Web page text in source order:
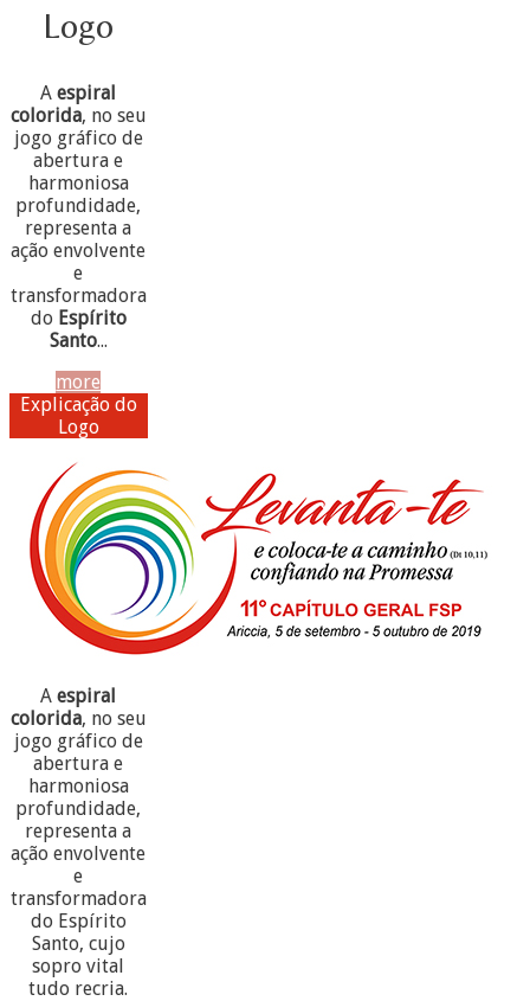
Logo
Aespiral
colorida, no seu
jogo gráfico de
abertura e
harmoniosa
profundidade,
representa a
ação envolvente
e
transformadora
do Espírito
Santo...
more
Explicação do
Logo
Aespiral
colorida, no seu
jogo gráfico de
abertura e
harmoniosa
profundidade,
representa a
ação envolvente
e
transformadora
do Espírito
Santo, cujo
sopro vital
tudo recria.